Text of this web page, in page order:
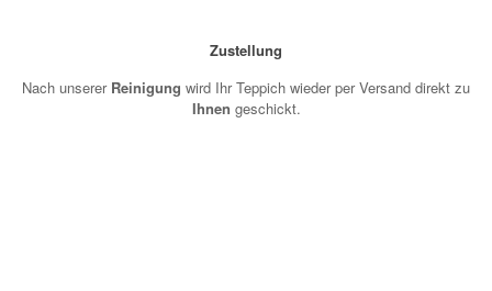
Zustellung
Nach unserer Reinigung wird Ihr Teppich wieder per Versand direkt zu
Ihnen geschickt.